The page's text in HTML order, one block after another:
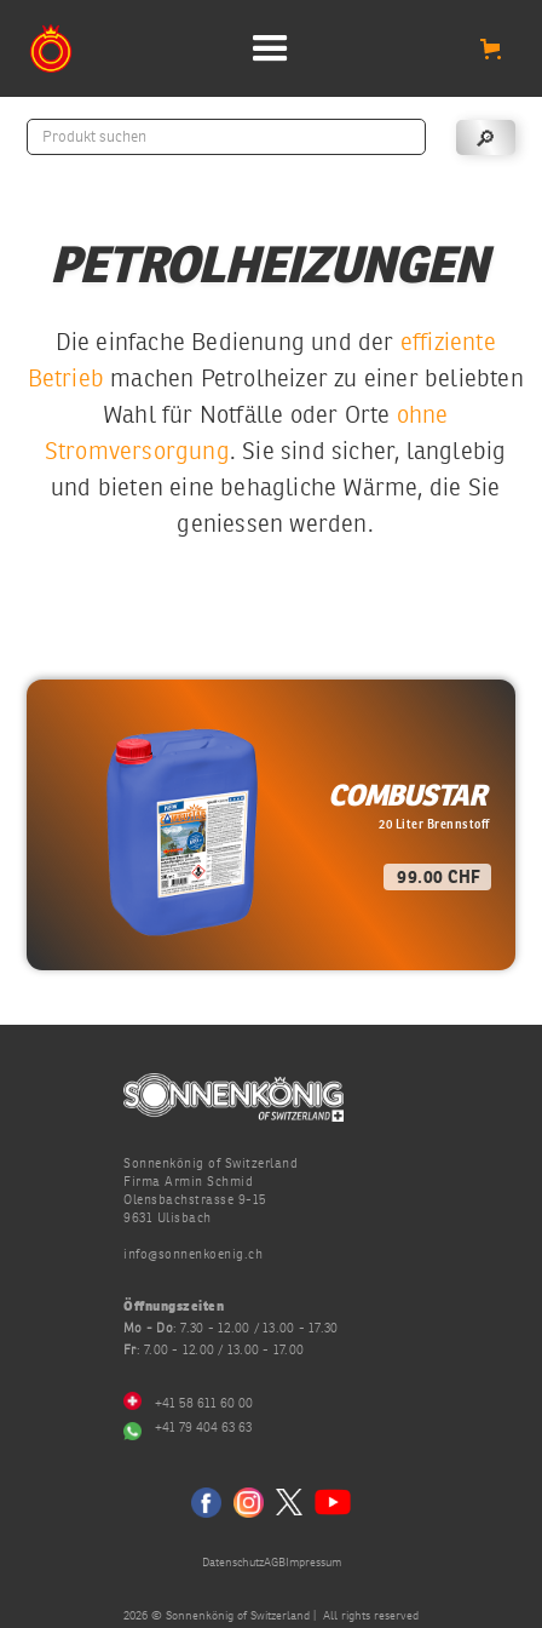
PETROLHEIZUNGEN
Die einfache Bedienung und der effiziente
Betrieb machen Petrolheizer zu einer beliebten
Wahl für Notfälle oder Orte ohne
Stromversorgung. Sie sind sicher, langlebig
und bieten eine behagliche Wärme, die Sie
geniessen werden.
COMBUSTAR
20 Liter Brennstoff
99.00 CHF
Sonnenkönig of Switzerland
Firma Armin Schmid
Olensbachstrasse 9-15
9631 Ulisbach
info@sonnenkoenig.ch
Öffnungszeiten
Mo - Do: 7.30 - 12.00 / 13.00 - 17.30
Fr: 7.00 - 12.00 / 13.00 - 17.00
+41 58 611 60 00
+41 79 404 63 63
2026 © Sonnenkönig of Switzerland | All rights reserved
DatenschutzAGBImpressum